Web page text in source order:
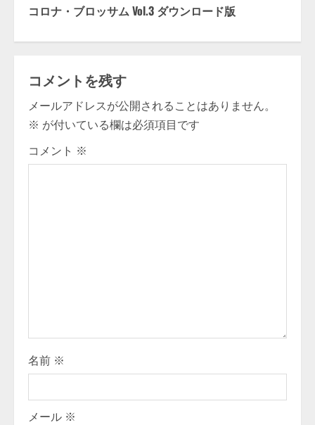
n
t
n
u
e
n
g
コロナ・ブロッサム Vol.3 ダウンロード版
コメントを残す
メールアドレスが公開されることはありません。
※ が付いている欄は必須項目です
コメント ※
名前 ※
メール ※